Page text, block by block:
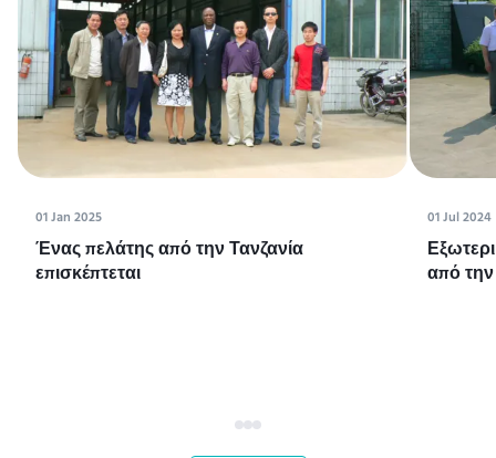
01 Jan 2025
Ένας πελάτης από την Τανζανία
επισκέπτεται
01 Jul 2024
από